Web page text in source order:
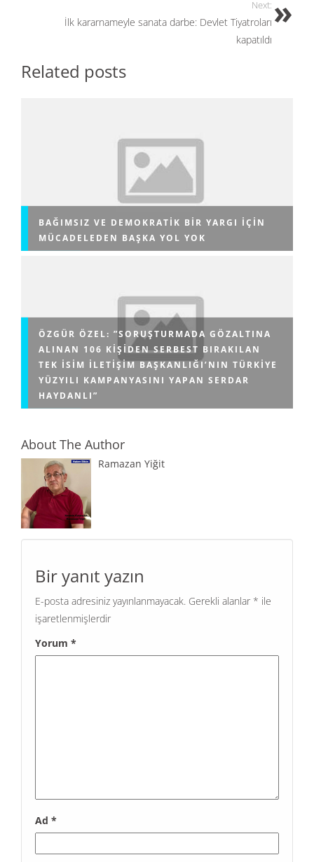
Next:
İlk kararnameyle sanata darbe: Devlet Tiyatroları
kapatıldı
Related posts
BAĞIMSIZ VE DEMOKRATIK BIR YARGI IÇIN
MÜCADELEDEN BAŞKA YOL YOK
ÖZGÜR ÖZEL: ”SORUŞTURMADA GÖZALTINA
ALINAN 106 KIŞIDEN SERBEST BIRAKILAN
TEK ISIM ILETIŞIM BAŞKANLIĞI’NIN TÜRKIYE
YÜZYILI KAMPANYASINI YAPAN SERDAR
HAYDANLI”
About The Author
Ramazan Yiğit
Bir yanıt yazın
E-posta adresiniz yayınlanmayacak. Gerekli alanlar * ile
işaretlenmişlerdir
Yorum *
Ad *